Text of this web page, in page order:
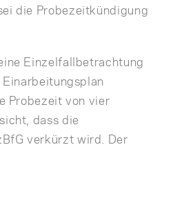
die Probezeitkündigung
Einzelfallbetrachtung
Probezeit von vier
dass die
verkürzt wird. Der